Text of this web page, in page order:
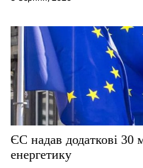
ЄС надав додаткові 30
енергетику